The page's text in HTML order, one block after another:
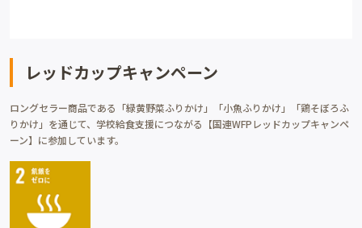
レッドカップキャンペーン
ロングセラー商品である「緑黄野菜ふりかけ」「小魚ふりかけ」「鶏そぼろふ
りかけ」を通じて、学校給食支援につながる【国連WFPレッドカップキャンペ
ーン】に参加しています。